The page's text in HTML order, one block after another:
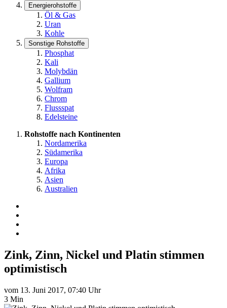
Energierohstoffe
Öl & Gas
Uran
Kohle
Sonstige Rohstoffe
Phosphat
Kali
Molybdän
Gallium
Wolfram
Chrom
Flussspat
Edelsteine
Rohstoffe nach Kontinenten
Nordamerika
Südamerika
Europa
Afrika
Asien
Australien
Zink, Zinn, Nickel und Platin stimmen
optimistisch
vom 13. Juni 2017, 07:40 Uhr
3 Min